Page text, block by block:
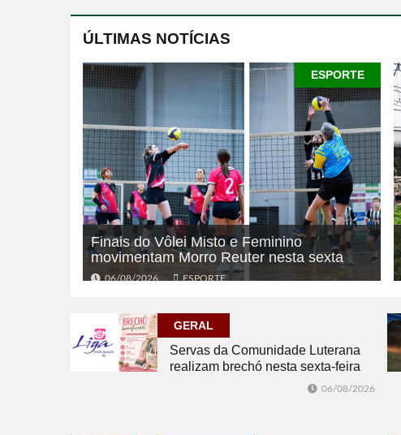
ÚLTIMAS NOTÍCIAS
ESPORTE
Finais do Vôlei Misto e Feminino
movimentam Morro Reuter nesta sexta
06/08/2026 ESPORTE
GERAL
Servas da Comunidade Luterana
realizam brechó nesta sexta-feira
06/08/2026